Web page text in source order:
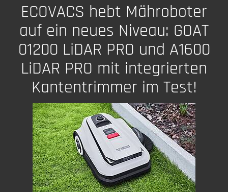
ECOVACS hebt Mähroboter
auf ein neues Niveau: GOAT
01200 LiDAR PRO und A1600
LiDAR PRO mit integrierten
Kantentrimmer im Test!